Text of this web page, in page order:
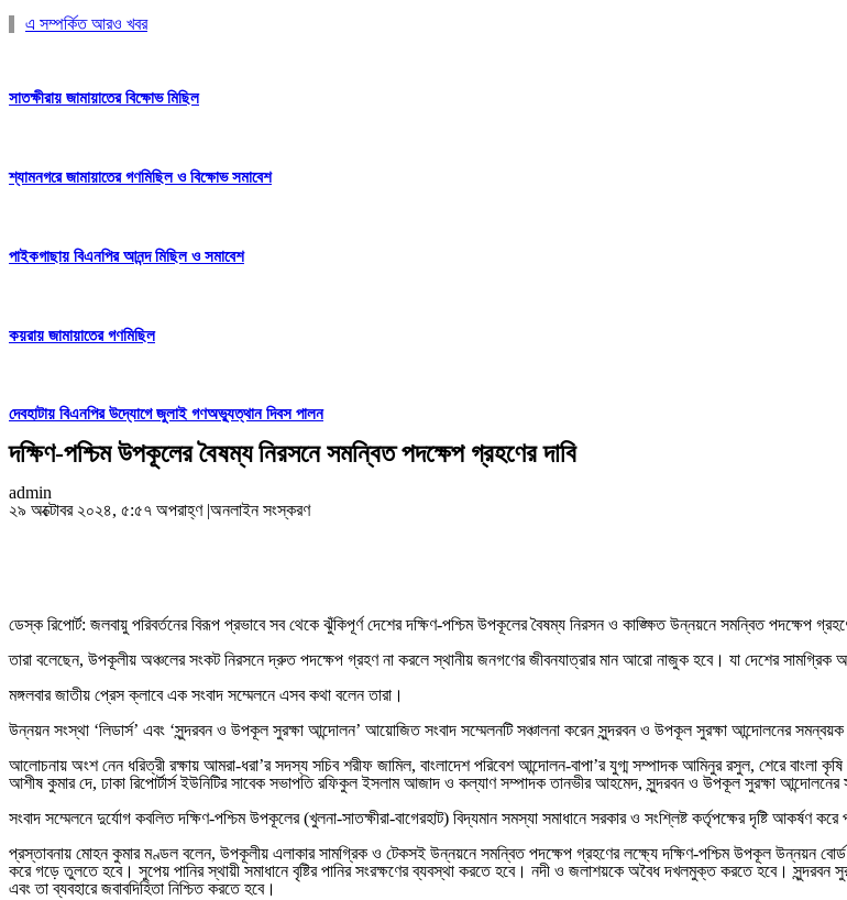
এ সম্পর্কিত আরও খবর
সাতক্ষীরায় জামায়াতের বিক্ষোভ মিছিল
শ্যামনগরে জামায়াতের গণমিছিল ও বিক্ষোভ সমাবেশ
পাইকগাছায় বিএনপির আনন্দ মিছিল ও সমাবেশ
কয়রায় জামায়াতের গণমিছিল
দেবহাটায় বিএনপির উদ্যোগে জুলাই গণঅভ্যুত্থান দিবস পালন
দক্ষিণ-পশ্চিম উপকূলের বৈষম্য নিরসনে সমন্বিত পদক্ষেপ গ্রহণের দাবি
admin
২৯ অক্টোবর ২০২৪, ৫:৫৭ অপরাহ্ণ |অনলাইন সংস্করণ
ডেস্ক রিপোর্ট: জলবায়ু পরিবর্তনের বিরূপ প্রভাবে সব থেকে ঝুঁকিপূর্ণ দেশের দক্ষিণ-পশ্চিম উপকূলের বৈষম্য নিরসন ও কাঙ্ক্ষিত উন্নয়নে সমন্বিত পদক্ষেপ
তারা বলেছেন, উপকূলীয় অঞ্চলের সংকট নিরসনে দ্রুত পদক্ষেপ গ্রহণ না করলে স্থানীয় জনগণের জীবনযাত্রার মান আরো নাজুক হবে। যা দেশের সামগ্রিক
মঙ্গলবার জাতীয় প্রেস ক্লাবে এক সংবাদ সম্মেলনে এসব কথা বলেন তারা।
উন্নয়ন সংস্থা ‘লিডার্স’ এবং ‘সুন্দরবন ও উপকূল সুরক্ষা আন্দোলন’ আয়োজিত সংবাদ সম্মেলনটি সঞ্চালনা করেন সুন্দরবন ও উপকূল সুরক্ষা আন্দোলনের
আলোচনায় অংশ নেন ধরিত্রী রক্ষায় আমরা-ধরা’র সদস্য সচিব শরীফ জামিল, বাংলাদেশ পরিবেশ আন্দোলন-বাপা’র যুগ্ম সম্পাদক আমিনুর রসুল, শেরে বাংলা
আশীষ কুমার দে, ঢাকা রিপোর্টার্স ইউনিটির সাবেক সভাপতি রফিকুল ইসলাম আজাদ ও কল্যাণ সম্পাদক তানভীর আহমেদ, সুন্দরবন ও উপকূল সুরক্ষা
সংবাদ সম্মেলনে দুর্যোগ কবলিত দক্ষিণ-পশ্চিম উপকূলের (খুলনা-সাতক্ষীরা-বাগেরহাট) বিদ্যমান সমস্যা সমাধানে সরকার ও সংশ্লিষ্ট কর্তৃপক্ষের দৃষ্টি আকর্ষণ
প্রস্তাবনায় মোহন কুমার মণ্ডল বলেন, উপকূলীয় এলাকার সামগ্রিক ও টেকসই উন্নয়নে সমন্বিত পদক্ষেপ গ্রহণের লক্ষ্যে দক্ষিণ-পশ্চিম উপকূল উন্নয়ন
করে গড়ে তুলতে হবে। সুপেয় পানির স্থায়ী সমাধানে বৃষ্টির পানির সংরক্ষণের ব্যবস্থা করতে হবে। নদী ও জলাশয়কে অবৈধ দখলমুক্ত করতে হবে। সুন্দরবন
এবং তা ব্যবহারে জবাবদিহিতা নিশ্চিত করতে হবে।